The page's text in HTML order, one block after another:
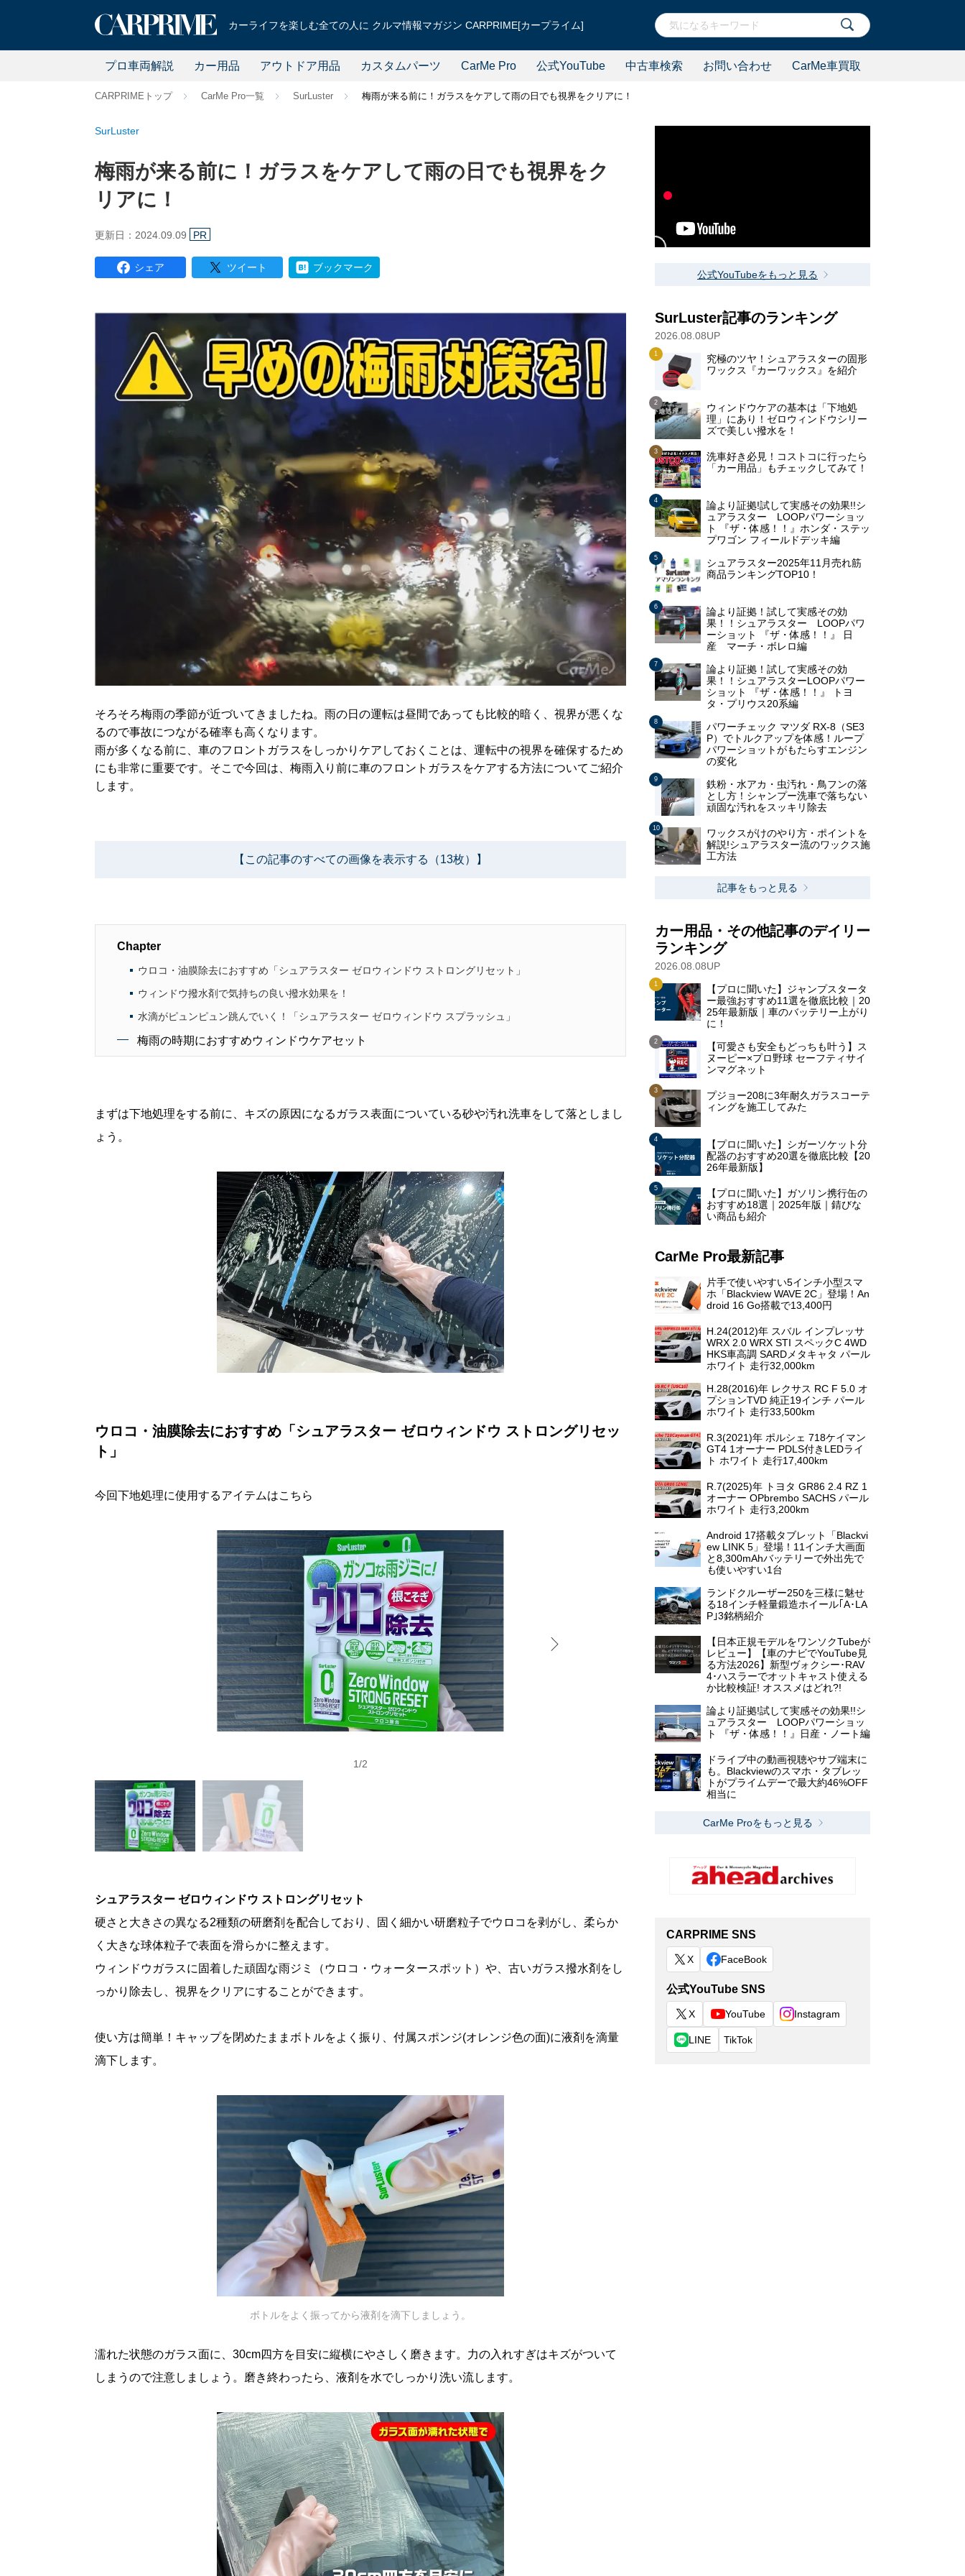
カーライフを楽しむ全ての人に クルマ情報マガジン CARPRIME[カープライム]
プロ車両解説 カー用品 アウトドア用品 カスタムパーツ CarMe Pro 公式YouTube 中古車検索 お問い合わせ CarMe車買取
CARPRIMEトップ CarMe Pro一覧 SurLuster 梅雨が来る前に！ガラスをケアして雨の日でも視界をクリアに！
SurLuster
梅雨が来る前に！ガラスをケアして雨の日でも視界をク
リアに！
更新日：2024.09.09 PR
シェア ツイート ブックマーク
そろそろ梅雨の季節が近づいてきましたね。雨の日の運転は昼間であっても比較的暗く、視界が悪くな
るので事故につながる確率も高くなります。
雨が多くなる前に、車のフロントガラスをしっかりケアしておくことは、運転中の視界を確保するため
にも非常に重要です。そこで今回は、梅雨入り前に車のフロントガラスをケアする方法についてご紹介
します。
【この記事のすべての画像を表示する（13枚）】
Chapter
ウロコ・油膜除去におすすめ「シュアラスター ゼロウィンドウ ストロングリセット」
ウィンドウ撥水剤で気持ちの良い撥水効果を！
水滴がピュンピュン跳んでいく！「シュアラスター ゼロウィンドウ スプラッシュ」
梅雨の時期におすすめウィンドウケアセット
まずは下地処理をする前に、キズの原因になるガラス表面についている砂や汚れ洗車をして落としまし
ょう。
ウロコ・油膜除去におすすめ「シュアラスター ゼロウィンドウ ストロングリセッ
ト」
今回下地処理に使用するアイテムはこちら
1/2
シュアラスター ゼロウィンドウ ストロングリセット
硬さと大きさの異なる2種類の研磨剤を配合しており、固く細かい研磨粒子でウロコを剥がし、柔らか
く大きな球体粒子で表面を滑らかに整えます。
ウィンドウガラスに固着した頑固な雨ジミ（ウロコ・ウォータースポット）や、古いガラス撥水剤をし
っかり除去し、視界をクリアにすることができます。
使い方は簡単！キャップを閉めたままボトルをよく振り、付属スポンジ(オレンジ色の面)に液剤を滴量
滴下します。
ボトルをよく振ってから液剤を滴下しましょう。
濡れた状態のガラス面に、30cm四方を目安に縦横にやさしく磨きます。力の入れすぎはキズがついて
しまうので注意しましょう。磨き終わったら、液剤を水でしっかり洗い流します。
公式YouTubeをもっと見る
SurLuster記事のランキング
2026.08.08UP
究極のツヤ！シュアラスターの固形
ワックス『カーワックス』を紹介
ウィンドウケアの基本は「下地処
理」にあり！ゼロウィンドウシリー
ズで美しい撥水を！
洗車好き必見！コストコに行ったら
「カー用品」もチェックしてみて！
論より証拠!試して実感その効果!!シ
ュアラスター LOOPパワーショッ
ト 『ザ・体感！！』ホンダ・ステッ
プワゴン フィールドデッキ編
シュアラスター2025年11月売れ筋
商品ランキングTOP10！
論より証拠！試して実感その効
果！！シュアラスター LOOPパワ
ーショット 『ザ・体感！！』 日
産 マーチ・ボレロ編
論より証拠！試して実感その効
果！！シュアラスターLOOPパワー
ショット 『ザ・体感！！』 トヨ
タ・プリウス20系編
パワーチェック マツダ RX-8（SE3
P）でトルクアップを体感！ループ
パワーショットがもたらすエンジン
の変化
鉄粉・水アカ・虫汚れ・鳥フンの落
とし方！シャンプー洗車で落ちない
頑固な汚れをスッキリ除去
ワックスがけのやり方・ポイントを
解説!シュアラスター流のワックス施
工方法
記事をもっと見る
カー用品・その他記事のデイリー
ランキング
2026.08.08UP
【プロに聞いた】ジャンプスタータ
ー最強おすすめ11選を徹底比較｜20
25年最新版｜車のバッテリー上がり
に！
【可愛さも安全もどっちも叶う】ス
ヌーピー×プロ野球 セーフティサイ
ンマグネット
プジョー208に3年耐久ガラスコーテ
ィングを施工してみた
【プロに聞いた】シガーソケット分
配器のおすすめ20選を徹底比較【20
26年最新版】
【プロに聞いた】ガソリン携行缶の
おすすめ18選｜2025年版｜錆びな
い商品も紹介
CarMe Pro最新記事
片手で使いやすい5インチ小型スマ
ホ「Blackview WAVE 2C」登場！An
droid 16 Go搭載で13,400円
H.24(2012)年 スバル インプレッサ
WRX 2.0 WRX STI スペックC 4WD
HKS車高調 SARDメタキャタ パール
ホワイト 走行32,000km
H.28(2016)年 レクサス RC F 5.0 オ
プションTVD 純正19インチ パール
ホワイト 走行33,500km
R.3(2021)年 ポルシェ 718ケイマン
GT4 1オーナー PDLS付きLEDライ
ト ホワイト 走行17,400km
R.7(2025)年 トヨタ GR86 2.4 RZ 1
オーナー OPbrembo SACHS パール
ホワイト 走行3,200km
Android 17搭載タブレット「Blackvi
ew LINK 5」登場！11インチ大画面
と8,300mAhバッテリーで外出先で
も使いやすい1台
ランドクルーザー250を三様に魅せ
る18インチ軽量鍛造ホイール｢A･LA
P｣3銘柄紹介
【日本正規モデルをワンソクTubeが
レビュー】【車のナビでYouTube見
る方法2026】新型ヴォクシー･RAV
4･ハスラーでオットキャスト使える
か比較検証! オススメはどれ?!
論より証拠!試して実感その効果!!シ
ュアラスター LOOPパワーショッ
ト 『ザ・体感！！』日産・ノート編
ドライブ中の動画視聴やサブ端末に
も。Blackviewのスマホ・タブレッ
トがプライムデーで最大約46%OFF
相当に
CarMe Proをもっと見る
CARPRIME SNS
X FaceBook
公式YouTube SNS
X YouTube Instagram
LINE TikTok